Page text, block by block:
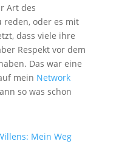
Art des
reden, oder es mit
dass viele ihre
Respekt vor dem
Das war eine
mein Network
so was schon
Mein Weg